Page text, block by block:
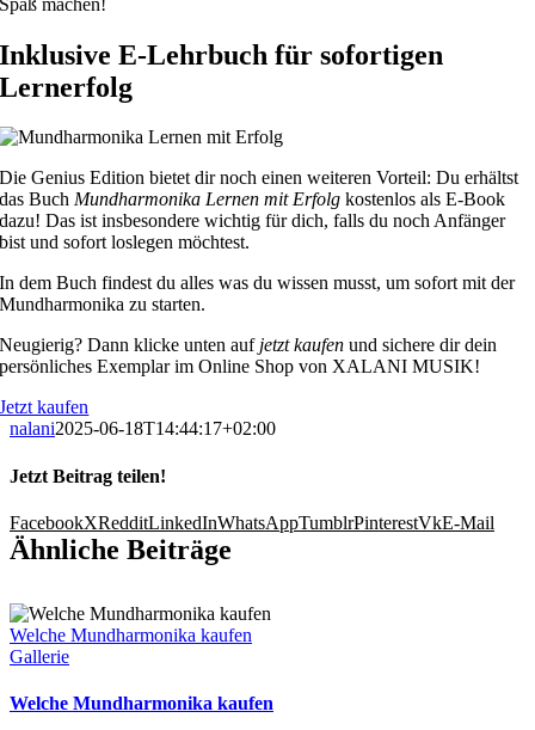
Inklusive E-Lehrbuch für sofortigen
Lernerfolg
Die Genius Edition bietet dir noch einen weiteren Vorteil: Du erhältst
das BuchMundharmonika Lernen mit Erfolg kostenlos als E-Book
dazu! Das ist insbesondere wichtig für dich, falls du noch Anfänger
bist und sofort loslegen möchtest.
In dem Buch findest du alles was du wissen musst, um sofort mit der
Mundharmonika zu starten.
Neugierig? Dann klicke unten auf jetzt kaufen und sichere dir dein
persönliches Exemplar im Online Shop von XALANI MUSIK!
Jetzt kaufen
nalani2025-06-18T14:44:17+02:00
Jetzt Beitrag teilen!
FacebookXRedditLinkedInWhatsAppTumblrPinterestVkE-Mail
Ähnliche Beiträge
Welche Mundharmonika kaufen
Gallerie
Welche Mundharmonika kaufen